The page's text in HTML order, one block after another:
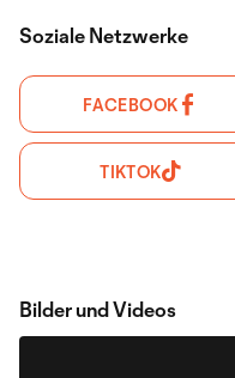
Soziale Netzwerke
FACEBOOK
TIKTOK
Bilder und Videos